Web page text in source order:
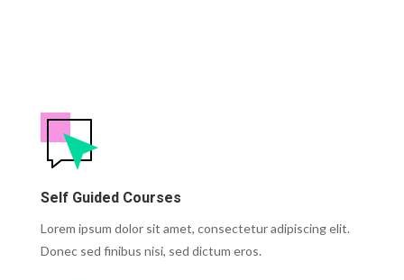
Self Guided Courses
Lorem ipsum dolor sit amet, consectetur adipiscing elit.
Donec sed finibus nisi, sed dictum eros.